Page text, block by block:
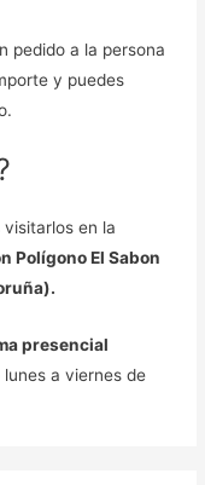
pedido a la persona
y puedes
en la
Polígono El Sabon
presencial
a viernes de